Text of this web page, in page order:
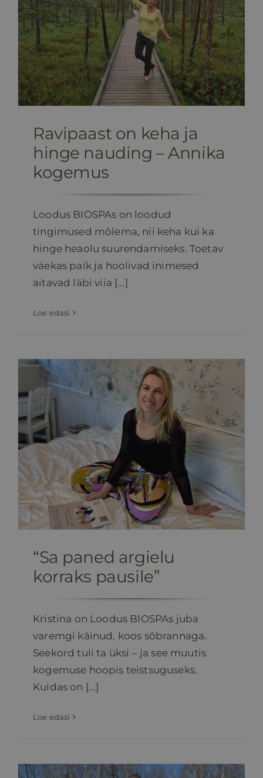
Ravipaast on keha ja
hinge nauding – Annika
kogemus
Loodus BIOSPAs on loodud
tingimused mõlema, nii keha kui ka
hinge heaolu suurendamiseks. Toetav
väekas paik ja hoolivad inimesed
aitavad läbi viia [...]
Loe edasi
“Sa paned argielu
korraks pausile”
Kristina on Loodus BIOSPAs juba
varemgi käinud, koos sõbrannaga.
Seekord tuli ta üksi – ja see muutis
kogemuse hoopis teistsuguseks.
Kuidas on [...]
Loe edasi